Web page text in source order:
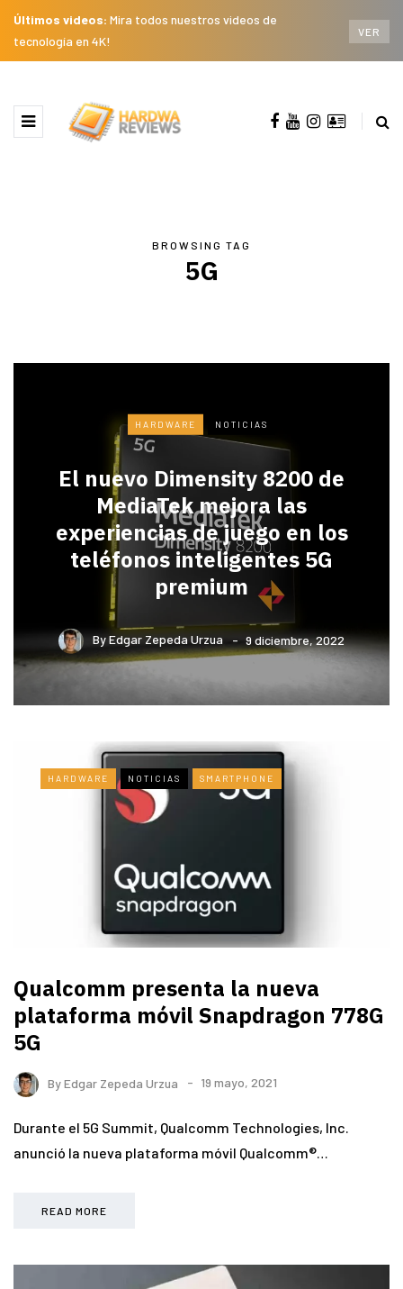
Últimos videos: Mira todos nuestros videos de
tecnología en 4K!
VER
BROWSING TAG
5G
HARDWARE NOTICIAS
El nuevo Dimensity 8200 de
MediaTek mejora las
experiencias de juego en los
teléfonos inteligentes 5G
premium
ByEdgar Zepeda Urzua 9 diciembre, 2022
HARDWARE NOTICIAS SMARTPHONE
Qualcomm presenta la nueva
plataforma móvil Snapdragon 778G
5G
ByEdgar Zepeda Urzua 19 mayo, 2021
Durante el 5G Summit, Qualcomm Technologies, Inc.
anunció la nueva plataforma móvil Qualcomm®…
READ MORE